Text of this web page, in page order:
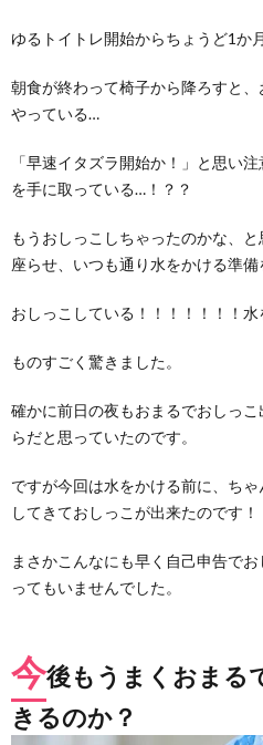
ゆるトイトレ開始からちょうど1か
朝食が終わって椅子から降ろすと
やっている…
「早速イタズラ開始か！」と思い
を手に取っている…！？？
もうおしっこしちゃったのかな、
座らせ、いつも通り水をかける準
おしっこしている！！！！！！！水
ものすごく驚きました。
確かに前日の夜もおまるでおしっ
らだと思っていたのです。
ですが今回は水をかける前に、ち
してきておしっこが出来たのです！
まさかこんなにも早く自己申告で
ってもいませんでした。
今後もうまくおまる
きるのか？